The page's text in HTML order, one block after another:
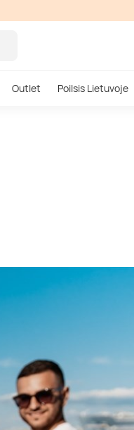
Outlet Poilsis Lietuvoje